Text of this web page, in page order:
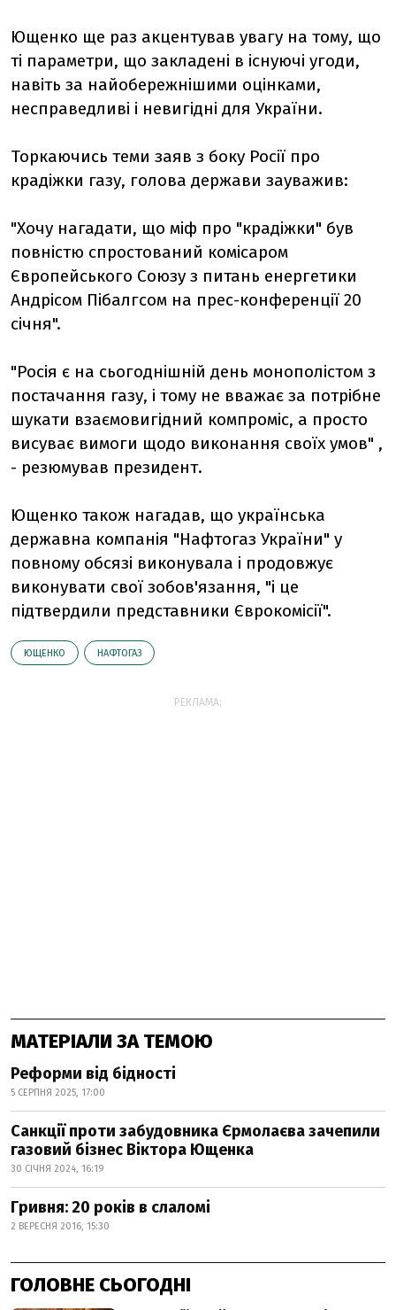
Ющенко ще раз акцентував увагу на тому, що
ті параметри, що закладені в існуючі угоди,
навіть за найобережнішими оцінками,
несправедливі і невигідні для України.
Торкаючись теми заяв з боку Росії про
крадіжки газу, голова держави зауважив:
"Хочу нагадати, що міф про "крадіжки" був
повністю спростований комісаром
Європейського Союзу з питань енергетики
Андрісом Пібалгсом на прес-конференції 20
січня".
"Росія є на сьогоднішній день монополістом з
постачання газу, і тому не вважає за потрібне
шукати взаємовигідний компроміс, а просто
висуває вимоги щодо виконання своїх умов" ,
- резюмував президент.
Ющенко також нагадав, що українська
державна компанія "Нафтогаз України" у
повному обсязі виконувала і продовжує
виконувати свої зобов'язання, "і це
підтвердили представники Єврокомісії".
ЮЩЕНКО НАФТОГАЗ
РЕКЛАМА:
МАТЕРІАЛИ ЗА ТЕМОЮ
Реформи від бідності
5 СЕРПНЯ 2025, 17:00
Санкції проти забудовника Єрмолаєва зачепили
газовий бізнес Віктора Ющенка
30 СІЧНЯ 2024, 16:19
Гривня: 20 років в слаломі
2 ВЕРЕСНЯ 2016, 15:30
ГОЛОВНЕ СЬОГОДНІ